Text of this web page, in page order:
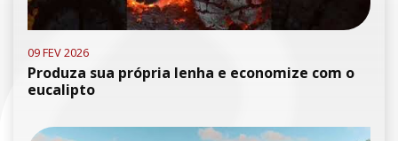
09 FEV 2026
Produza sua própria lenha e economize com o
eucalipto